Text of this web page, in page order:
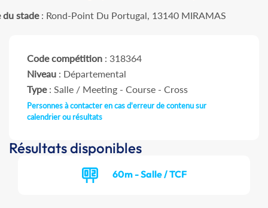
du stade: Rond-Point Du Portugal, 13140 MIRAMAS
Code compétition : 318364
Niveau : Départemental
Type: Salle / Meeting - Course - Cross
Personnes à contacter en cas d'erreur de contenu sur
calendrier ou résultats
Résultats disponibles
60m - Salle / TCF